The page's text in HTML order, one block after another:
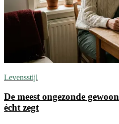
Levensstijl
De meest ongezonde
écht zegt